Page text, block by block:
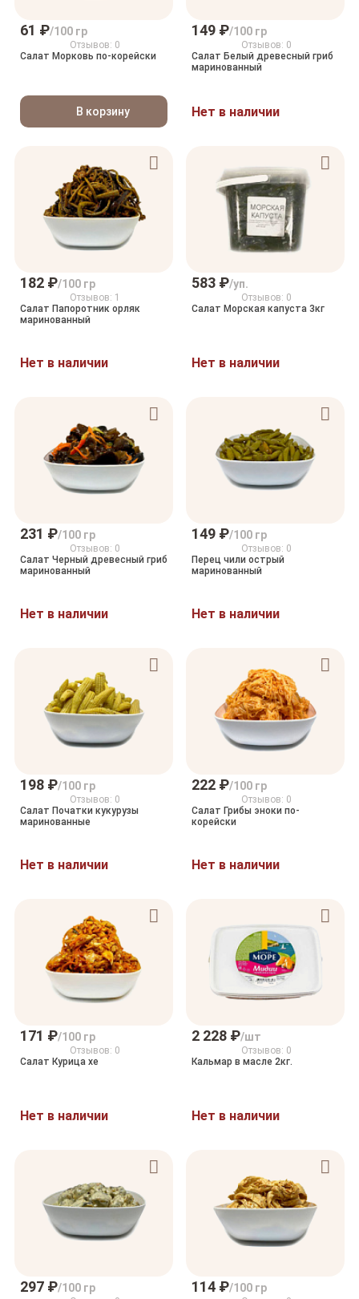
61 ₽/100 гр
Отзывов: 0
Салат Морковь по-корейски
В корзину
149 ₽/100 гр
Отзывов: 0
Салат Белый древесный гриб
маринованный
Нет в наличии
182 ₽/100 гр
Отзывов: 1
Салат Папоротник орляк
маринованный
Нет в наличии
583 ₽/уп.
Отзывов: 0
Салат Морская капуста 3кг
Нет в наличии
231 ₽/100 гр
Отзывов: 0
Салат Черный древесный гриб
маринованный
Нет в наличии
149 ₽/100 гр
Отзывов: 0
Перец чили острый
маринованный
Нет в наличии
198 ₽/100 гр
Отзывов: 0
Салат Початки кукурузы
маринованные
Нет в наличии
222 ₽/100 гр
Отзывов: 0
Салат Грибы эноки по-
корейски
Нет в наличии
171 ₽/100 гр
Отзывов: 0
Салат Курица хе
Нет в наличии
2 228 ₽/шт
Отзывов: 0
Кальмар в масле 2кг.
Нет в наличии
297 ₽/100 гр 114 ₽/100 гр